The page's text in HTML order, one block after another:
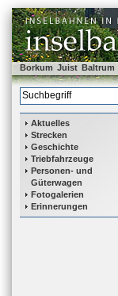
Borkum Juist Baltrum
Aktuelles
Strecken
Geschichte
Triebfahrzeuge
Personen- und
Güterwagen
Fotogalerien
Erinnerungen